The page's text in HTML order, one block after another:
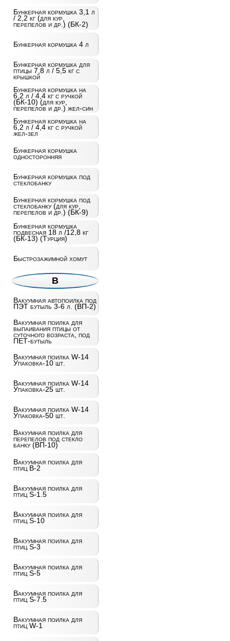
Бункерная кормушка 3,1 л
/ 2,2 кг (для кур,
перепелов и др.) (БК-2)
Бункерная кормушка 4 л
Бункерная кормушка для
птицы 7,8 л / 5,5 кг с
крышкой
Бункерная кормушка на
6,2 л / 4,4 кг с ручкой
(БК-10) (для кур,
перепелов и др.) жел-син
Бункерная кормушка на
6,2 л / 4,4 кг с ручкой
жел-зел
Бункерная кормушка
односторонняя
Бункерная кормушка под
стеклобанку
Бункерная кормушка под
стеклобанку (для кур,
перепелов и др.) (БК-9)
Бункерная кормушка
подвесная 18 л /12,8 кг
(БК-13) (Турция)
Быстрозажимной хомут
В
Вакуумная автопоилка под
ПЭТ бутыль 3-6 л. (ВП-2)
Вакуумная поилка для
выпаивания птицы от
суточного возраста, под
ПЕТ-бутыль
Вакуумная поилка W-14
Упаковка-10 шт.
Вакуумная поилка W-14
Упаковка-25 шт.
Вакуумная поилка W-14
Упаковка-50 шт.
Вакуумная поилка для
перепелов под стекло
банку (ВП-10)
Вакуумная поилка для
птиц B-2
Вакуумная поилка для
птиц S-1.5
Вакуумная поилка для
птиц S-10
Вакуумная поилка для
птиц S-3
Вакуумная поилка для
птиц S-5
Вакуумная поилка для
птиц S-7.5
Вакуумная поилка для
птиц W-1